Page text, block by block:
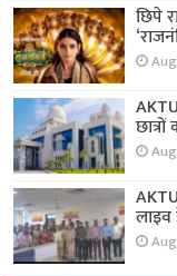
छिपे
लाइव